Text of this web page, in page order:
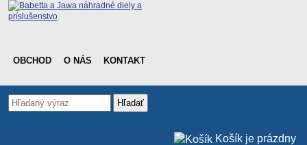
OBCHOD O NÁS KONTAKT
Hľadať
Košík je prázdny